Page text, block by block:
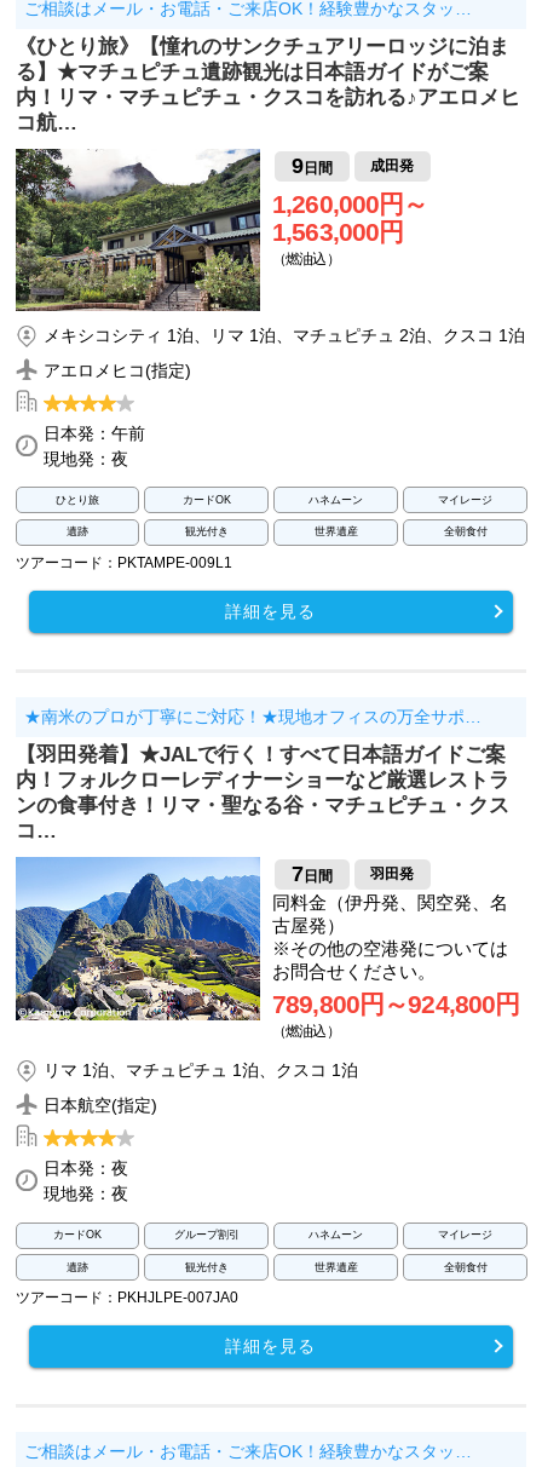
ご相談はメール・お電話・ご来店OK！経験豊かなスタッ…
《ひとり旅》【憧れのサンクチュアリーロッジに泊ま
る】★マチュピチュ遺跡観光は日本語ガイドがご案
内！リマ・マチュピチュ・クスコを訪れる♪アエロメヒ
コ航…
9日間 成田発
1,260,000円～
1,563,000円
（燃油込）
メキシコシティ 1泊、リマ 1泊、マチュピチュ 2泊、クスコ 1泊
アエロメヒコ(指定)
日本発：午前
現地発：夜
ひとり旅 カードOK ハネムーン マイレージ
遺跡 観光付き 世界遺産 全朝食付
ツアーコード：PKTAMPE-009L1
詳細を見る
★南米のプロが丁寧にご対応！★現地オフィスの万全サポ…
【羽田発着】★JALで行く！すべて日本語ガイドご案
内！フォルクローレディナーショーなど厳選レストラ
ンの食事付き！リマ・聖なる谷・マチュピチュ・クス
コ…
7 日間 羽田発
同料金（伊丹発、関空発、名
古屋発）
※その他の空港発については
お問合せください。
789,800円～924,800円
（燃油込）
リマ 1泊、マチュピチュ 1泊、クスコ 1泊
日本航空(指定)
日本発：夜
現地発：夜
カードOK グループ割引 ハネムーン マイレージ
遺跡 観光付き 世界遺産 全朝食付
ツアーコード：PKHJLPE-007JA0
詳細を見る
ご相談はメール・お電話・ご来店OK！経験豊かなスタッ…